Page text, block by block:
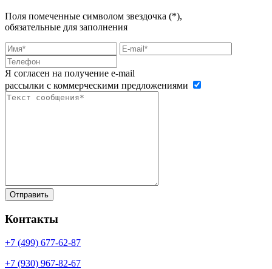
Поля помеченные символом звездочка (*),
обязательные для заполнения
Я согласен на получение e-mail
рассылки с коммерческими предложениями
Контакты
+7 (499) 677-62-87
+7 (930) 967-82-67